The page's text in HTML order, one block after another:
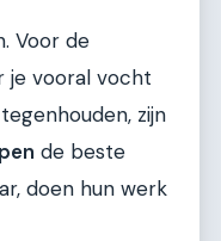
Voor de
je vooral vocht
zijn
de beste
doen hun werk